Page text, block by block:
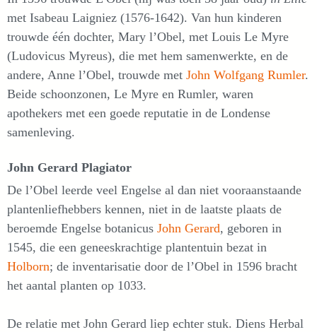
met Isabeau Laigniez (1576-1642). Van hun kinderen
trouwde één dochter, Mary l’Obel, met Louis Le Myre
(Ludovicus Myreus), die met hem samenwerkte, en de
andere, Anne l’Obel, trouwde met John Wolfgang Rumler.
Beide schoonzonen, Le Myre en Rumler, waren
apothekers met een goede reputatie in de Londense
samenleving.
John Gerard Plagiator
De l’Obel leerde veel Engelse al dan niet vooraanstaande
plantenliefhebbers kennen, niet in de laatste plaats de
beroemde Engelse botanicus John Gerard, geboren in
1545, die een geneeskrachtige plantentuin bezat in
Holborn; de inventarisatie door de l’Obel in 1596 bracht
het aantal planten op 1033.
De relatie met John Gerard liep echter stuk. Diens Herbal